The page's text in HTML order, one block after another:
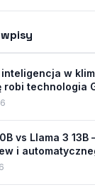
w
robi technologia
vs Llama 3 13B
i